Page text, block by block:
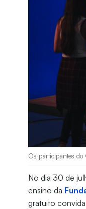
Os participantes do
No dia 30 de
ensino da
gratuito